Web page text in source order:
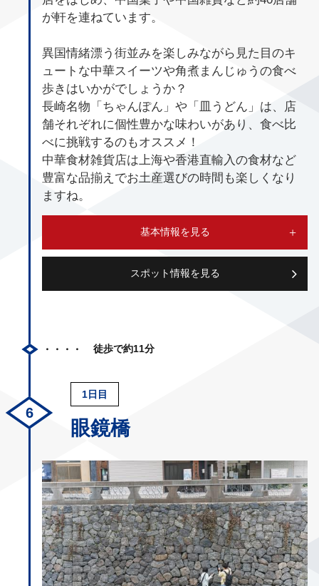
が軒を連ねています。
異国情緒漂う街並みを楽しみながら見た目のキ
ュートな中華スイーツや角煮まんじゅうの食べ
歩きはいかがでしょうか？
長崎名物「ちゃんぽん」や「皿うどん」は、店
舗それぞれに個性豊かな味わいがあり、食べ比
べに挑戦するのもオススメ！
中華食材雑貨店は上海や香港直輸入の食材など
豊富な品揃えでお土産選びの時間も楽しくなり
ますね。
基本情報を見る
スポット情報を見る
徒歩で約11分
1日目
眼鏡橋